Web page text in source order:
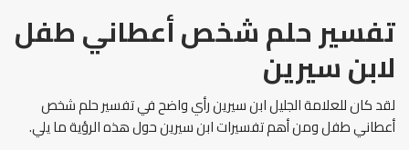
تفسير حلم شخص أعطاني طفل
لابن سيرين
لقد كان للعلامة الجليل ابن سيرين رأي واضح في تفسير حلم شخص
أعطاني طفل ومن أهم تفسيرات ابن سيرين حول هذه الرؤية ما يلي.